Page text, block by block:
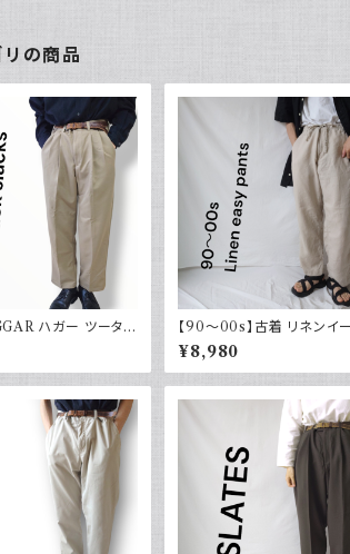
リの商品
ハガー ツータッ
ポリエステル ベージ
【90～00s】古着 リネンイ
パンツ 夏 32×30 APT9 カ
ル
¥8,980